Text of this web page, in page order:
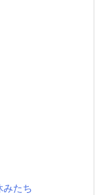
みたち